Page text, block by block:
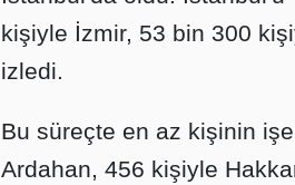
kişiyle İzmir, 53 bin 300
izledi.
Bu süreçte en az kişinin
Ardahan, 456 kişiyle